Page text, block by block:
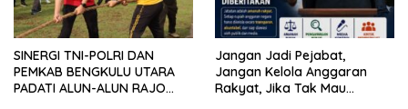
SINERGI TNI-POLRI DAN
PEMKAB BENGKULU UTARA
PADATI ALUN-ALUN RAJO
Jangan Jadi Pejabat,
Jangan Kelola Anggaran
Rakyat, Jika Tak Mau